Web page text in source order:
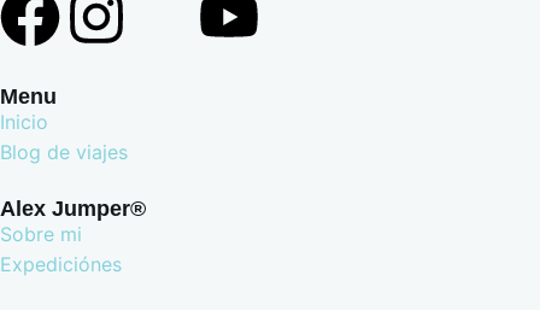
Menu
Inicio
Blog de viajes
Alex Jumper®
Sobre mi
Expediciónes